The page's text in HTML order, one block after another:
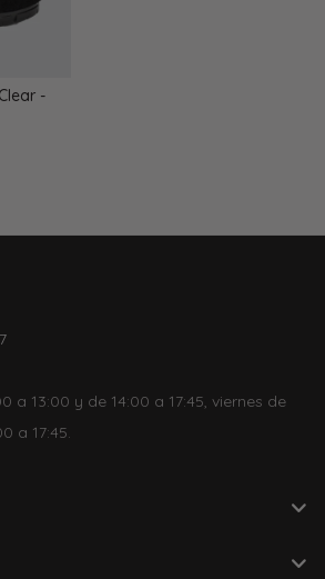
-
a 13:00 y de 14:00 a 17:45, viernes de
a 17:45.